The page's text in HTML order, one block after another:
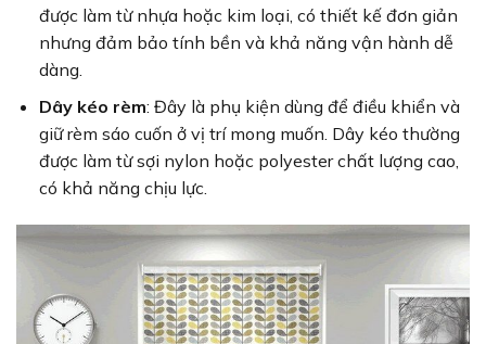
được làm từ nhựa hoặc kim loại, có thiết kế đơn giản
nhưng đảm bảo tính bền và khả năng vận hành dễ
dàng.
Dây kéo rèm: Đây là phụ kiện dùng để điều khiển và
giữ rèm sáo cuốn ở vị trí mong muốn. Dây kéo thường
được làm từ sợi nylon hoặc polyester chất lượng cao,
có khả năng chịu lực.